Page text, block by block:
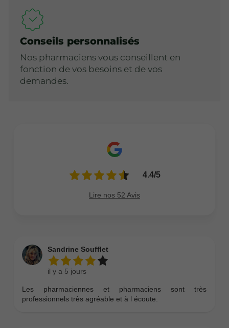
Conseils personnalisés
Nos pharmaciens vous conseillent en
fonction de vos besoins et de vos
demandes.